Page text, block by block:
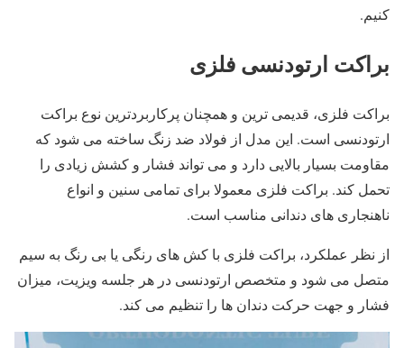
کنیم.
براکت ارتودنسی فلزی
براکت فلزی، قدیمی ترین و همچنان پرکاربردترین نوع براکت
ارتودنسی است. این مدل از فولاد ضد زنگ ساخته می شود که
مقاومت بسیار بالایی دارد و می تواند فشار و کشش زیادی را
تحمل کند. براکت فلزی معمولا برای تمامی سنین و انواع
ناهنجاری های دندانی مناسب است.
از نظر عملکرد، براکت فلزی با کش های رنگی یا بی رنگ به سیم
متصل می شود و متخصص ارتودنسی در هر جلسه ویزیت، میزان
فشار و جهت حرکت دندان ها را تنظیم می کند.